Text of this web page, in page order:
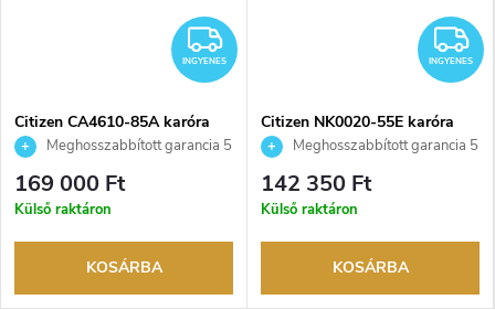
INGYENES
INGYENES
Citizen CA4610-85A karóra
Meghosszabbított garancia 5
évre. Akár 100 napos
visszaküldési lehetőség. Hivatalos
169 000 Ft
Külső raktáron
KOSÁRBA
INGYENES
Citizen NK0020-55E karóra
Meghosszabbított garancia 5
évre. Akár 100 napos
visszaküldési lehetőség. Hivatalos
142 350 Ft
Külső raktáron
KOSÁRBA